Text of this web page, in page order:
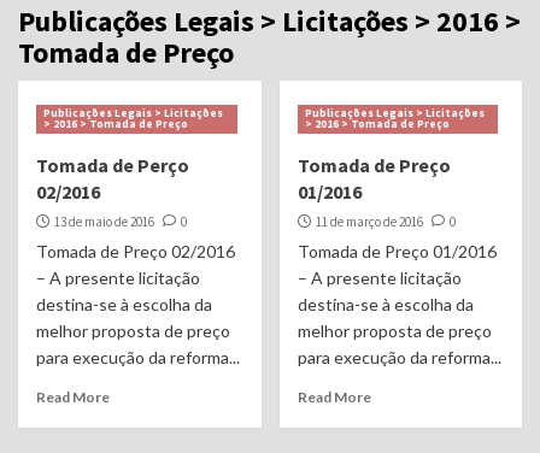
Publicações Legais > Licitações > 2016 >
Tomada de Preço
Publicações Legais > Licitações
> 2016 > Tomada de Preço
Tomada de Perço
02/2016
13 de maio de 2016 0
Tomada de Preço 02/2016
– A presente licitação
destina-se à escolha da
melhor proposta de preço
para execução da reforma...
Read More
Publicações Legais > Licitações
> 2016 > Tomada de Preço
Tomada de Preço
01/2016
11 de março de 2016 0
Tomada de Preço 01/2016
– A presente licitação
destina-se à escolha da
melhor proposta de preço
para execução da reforma...
Read More